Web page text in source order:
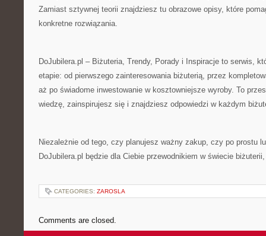
Zamiast sztywnej teorii znajdziesz tu obrazowe opisy, które
konkretne rozwiązania.
DoJubilera.pl – Biżuteria, Trendy, Porady i Inspiracje to serwis,
etapie: od pierwszego zainteresowania biżuterią, przez
aż po świadome inwestowanie w kosztowniejsze wyroby. To
wiedzę, zainspirujesz się i znajdziesz odpowiedzi w każdym
Niezależnie od tego, czy planujesz ważny zakup, czy po prostu
DoJubilera.pl będzie dla Ciebie przewodnikiem w świecie
CATEGORIES: ZAROSLA
Comments are closed.